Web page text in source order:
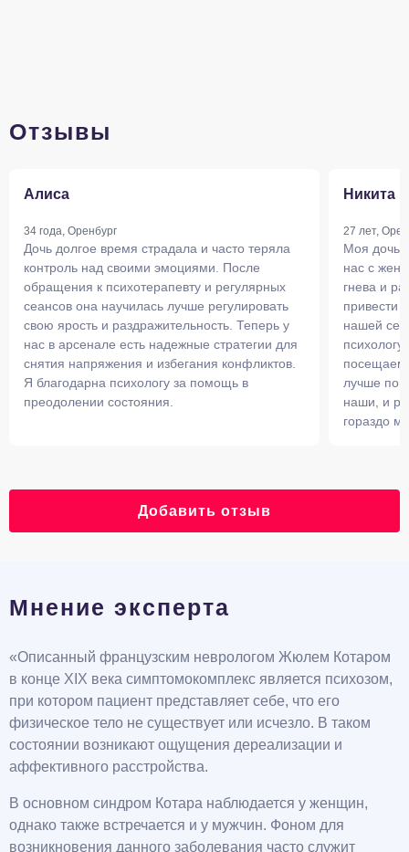
Отзывы
Алиса
34 года, Оренбург
Дочь долгое время страдала и часто теряла
контроль над своими эмоциями. После
обращения к психотерапевту и регулярных
сеансов она научилась лучше регулировать
свою ярость и раздражительность. Теперь у
нас в арсенале есть надежные стратегии для
снятия напряжения и избегания конфликтов.
Я благодарна психологу за помощь в
преодолении состояния.
Никита
27 лет,
Моя дочь
нас с
гнева и
привести
нашей
посещаем
лучше
наши, и
гораздо
Добавить отзыв
Мнение эксперта
«Описанный французским неврологом Жюлем Котаром
в конце XIX века симптомокомплекс является психозом,
при котором пациент представляет себе, что его
физическое тело не существует или исчезло. В таком
состоянии возникают ощущения дереализации и
аффективного расстройства.
В основном синдром Котара наблюдается у женщин,
однако также встречается и у мужчин. Фоном для
возникновения данного заболевания часто служит